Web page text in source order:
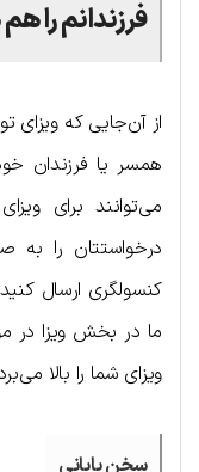
فرزندانم را
از آن‌جایی که ویزای
همسر یا فرزندان
می‌توانند برای
درخواستتان را به
کنسولگری ارسال
ما در بخش ویزا در
ویزای شما را بالا